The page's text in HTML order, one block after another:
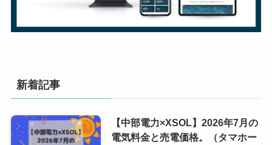
新着記事
【中部電力×XSOL】2026年7月の
電気料金と売電価格。（タマホー